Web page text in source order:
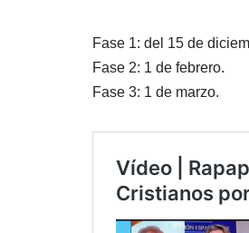
Fase 1: del 15 de
Fase 2: 1 de febrero.
Fase 3: 1 de marzo.